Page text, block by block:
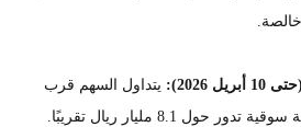
(حتى 10 أبريل 2026) : يتداول السهم قرب